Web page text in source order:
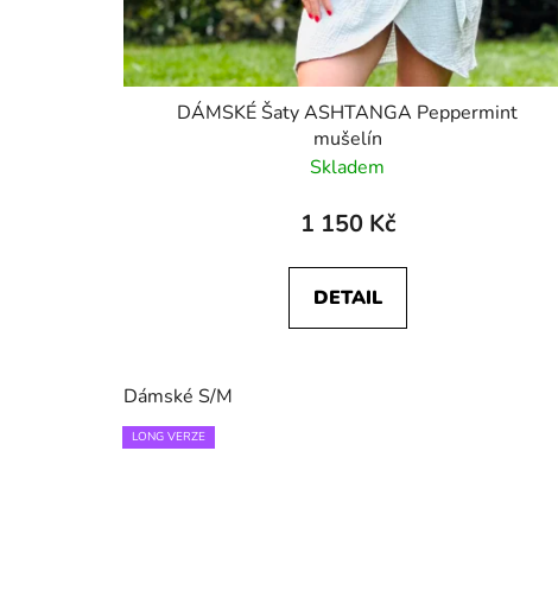
DÁMSKÉ Šaty ASHTANGA Peppermint
mušelín
Skladem
1 150 Kč
DETAIL
Dámské S/M
LONG VERZE